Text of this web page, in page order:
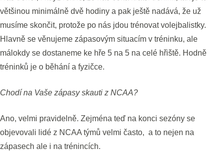
většinou minimálně dvě hodiny a pak ještě nadává, že už
musíme skončit, protože po nás jdou trénovat volejbalistky.
Hlavně se věnujeme zápasovým situacím v tréninku, ale
málokdy se dostaneme ke hře 5 na 5 na celé hřiště. Hodně
tréninků je o běhání a fyzičce.
Chodí na Vaše zápasy skauti z NCAA?
Ano, velmi pravidelně. Zejména teď na konci sezóny se
objevovali lidé z NCAA týmů velmi často, a to nejen na
zápasech ale i na trénincích.